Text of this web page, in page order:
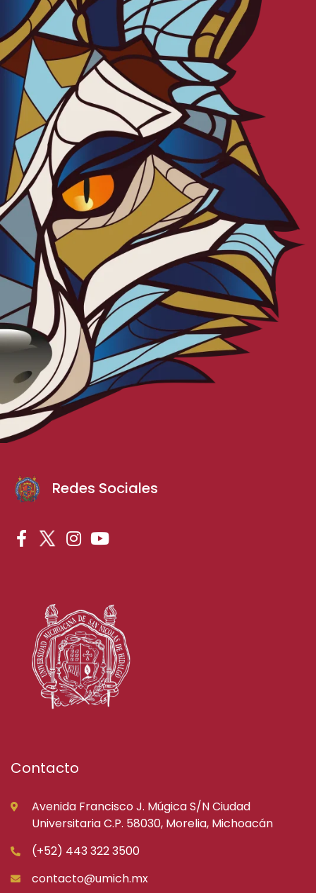
Redes Sociales
Contacto
Avenida Francisco J. Múgica S/N Ciudad
Universitaria C.P. 58030, Morelia, Michoacán
(+52) 443 322 3500
contacto@umich.mx